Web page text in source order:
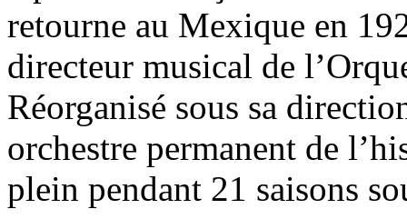
retourne au Mexique en
directeur musical de
Réorganisé sous sa
orchestre permanent de
plein pendant 21 saisons